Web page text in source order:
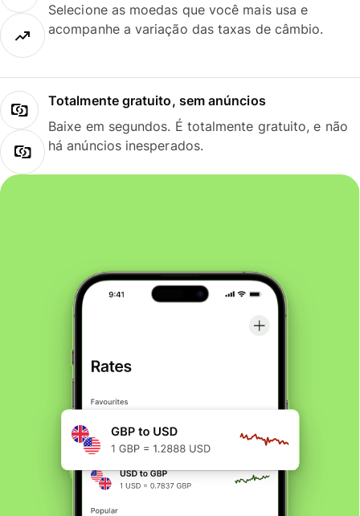
Selecione as moedas que você mais usa e
acompanhe a variação das taxas de câmbio.
Totalmente gratuito, sem anúncios
Baixe em segundos. É totalmente gratuito, e não
há anúncios inesperados.